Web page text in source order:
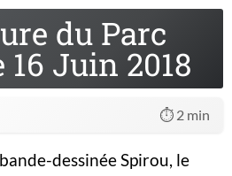
du Parc
Juin 2018
⏱️ 2 min
dessinée Spirou, le